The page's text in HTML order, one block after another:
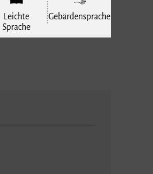
Leichte
Sprache
Gebärdensprache